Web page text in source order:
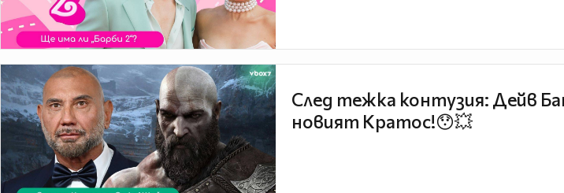
След тежка контузия: Дейв
новият Кратос!😯💥